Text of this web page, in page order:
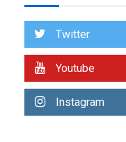
2
Twitter
Youtube
Instagram